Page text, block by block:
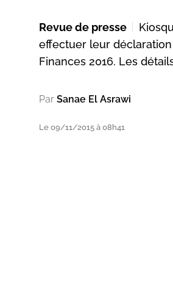
Revue de presse
effectuer leur
Finances 2016. Les
Par Sanae El Asrawi
Le 09/11/2015 à 08h41